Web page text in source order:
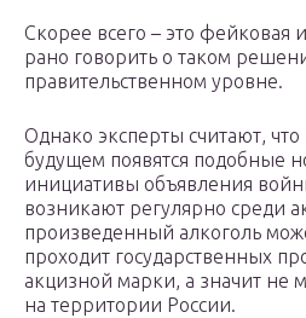
Скорее всего – это фейковая
рано говорить о таком
правительственном уровне.
Однако эксперты считают,
будущем появятся подобные
инициативы объявления
возникают регулярно среди
произведенный алкоголь
проходит государственных
акцизной марки, а значит не
на территории России.